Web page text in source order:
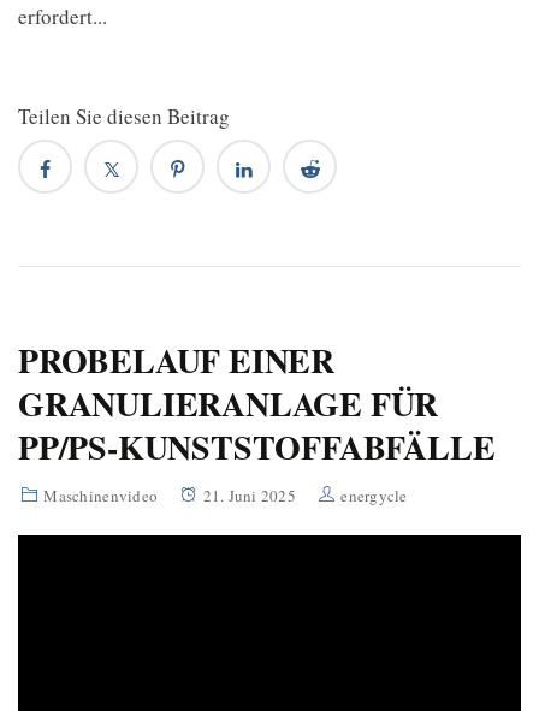
erfordert...
Teilen Sie diesen Beitrag
PROBELAUF EINER
GRANULIERANLAGE FÜR
PP/PS-KUNSTSTOFFABFÄLLE
Maschinenvideo 21. Juni 2025 energycle